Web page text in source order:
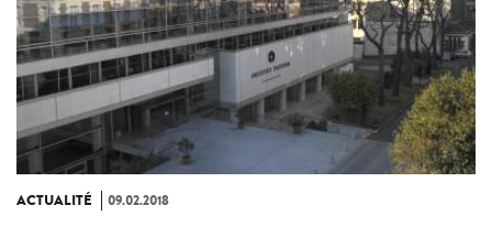
ACTUALITÉ 09.02.2018